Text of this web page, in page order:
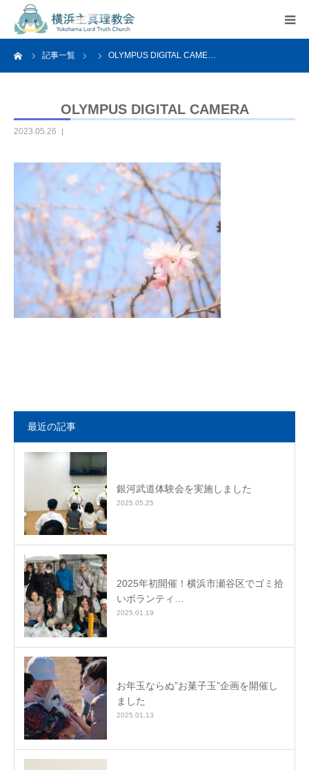
記事一覧 OLYMPUS DIGITAL CAME…
OLYMPUS DIGITAL CAMERA
2023.05.26
最近の記事
銀河武道体験会を実施しました
2025.05.25
2025年初開催！横浜市瀬谷区でゴミ拾
いボランティ…
2025.01.19
お年玉ならぬ”お菓子玉”企画を開催し
ました
2025.01.13
HOME
活動紹介
関連リンク
アクセス
よくあるご質問
お問い合わせ